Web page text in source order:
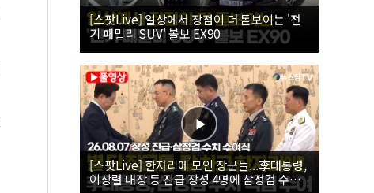
[스팟Live] 일상에서 장점이 더 돋보이는 '전
기 패밀리 SUV' 볼보 EX90
[스팟Live] 한자리에 모인 장군들...李대통령,
이상렬 대장 등 진급 장성 4명에 삼정검 수치